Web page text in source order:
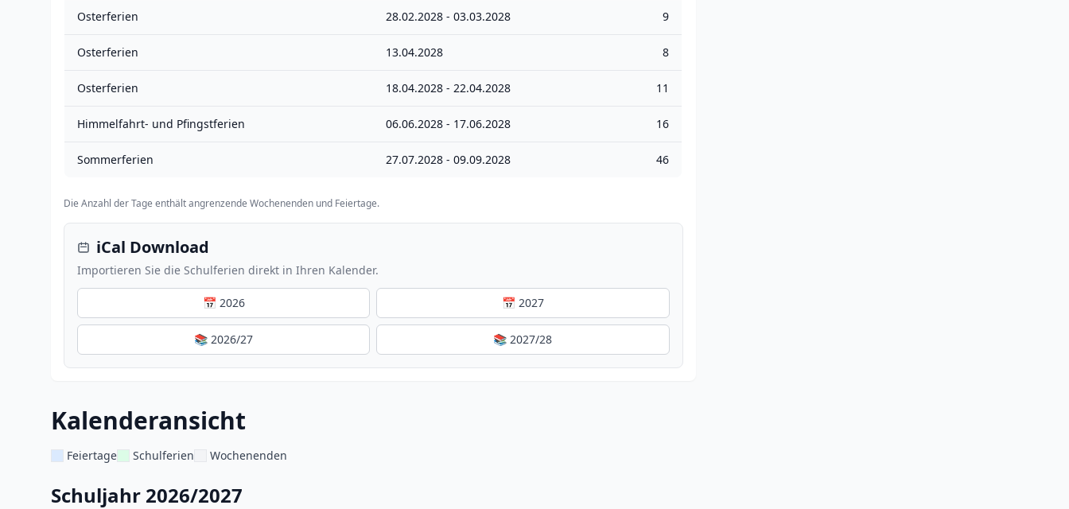
Osterferien 28.02.2028 - 03.03.2028 9
Osterferien 13.04.2028 8
Osterferien 18.04.2028 - 22.04.2028 11
Himmelfahrt- und Pfingstferien 06.06.2028 - 17.06.2028 16
Sommerferien 27.07.2028 - 09.09.2028 46
Die Anzahl der Tage enthält angrenzende Wochenenden und Feiertage.
iCal Download
Importieren Sie die Schulferien direkt in Ihren Kalender.
📅 2026 📅 2027
📚 2026/27 📚 2027/28
Kalenderansicht
Feiertage Schulferien Wochenenden
Schuljahr 2026/2027